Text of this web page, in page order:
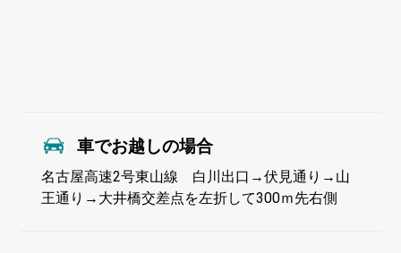
車でお越しの場合
名古屋高速2号東山線 白川出口→伏見通り→山
王通り→大井橋交差点を左折して300ｍ先右側